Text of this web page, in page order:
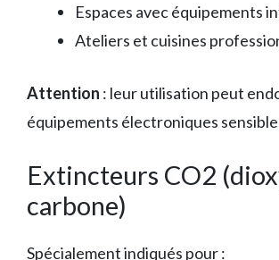
Espaces avec équipements
Ateliers et cuisines
Attention : leur utilisation peut
équipements électroniques
Extincteurs CO2
carbone)
Spécialement indiqués pour :